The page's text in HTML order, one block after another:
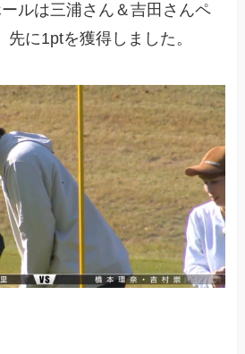
ルは三浦さん＆吉田さんペ
に1ptを獲得しました。